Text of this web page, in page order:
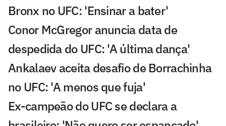
Bronx no UFC: 'Ensinar a bater'
Conor McGregor anuncia data de
despedida do UFC: 'A última dança'
Ankalaev aceita desafio de Borrachinha
no UFC: 'A menos que fuja'
Ex-campeão do UFC se declara a